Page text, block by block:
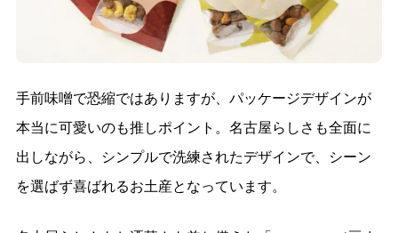
手前味噌で恐縮ではありますが、パッケージデザインが
本当に可愛いのも推しポイント。名古屋らしさも全面に
出しながら、シンプルで洗練されたデザインで、シーン
を選ばず喜ばれるお土産となっています。